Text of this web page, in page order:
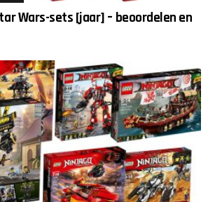
Wars-sets [jaar] – beoordelen en